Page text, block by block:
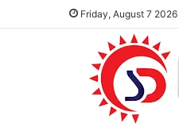
Friday, August 7 2026